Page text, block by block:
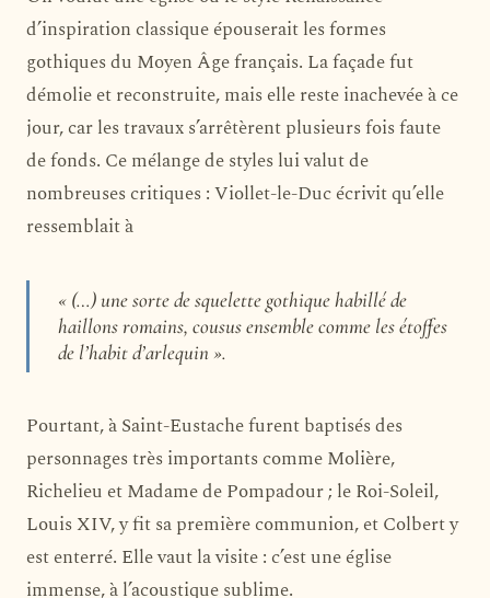
d’inspiration classique épouserait les formes
gothiques du Moyen Âge français. La façade fut
démolie et reconstruite, mais elle reste inachevée à ce
jour, car les travaux s’arrêtèrent plusieurs fois faute
de fonds. Ce mélange de styles lui valut de
nombreuses critiques : Viollet-le-Duc écrivit qu’elle
ressemblait à
« (…) une sorte de squelette gothique habillé de
haillons romains, cousus ensemble comme les étoffes
de l’habit d’arlequin ».
Pourtant, à Saint-Eustache furent baptisés des
personnages très importants comme Molière,
Richelieu et Madame de Pompadour ; le Roi-Soleil,
Louis XIV, y fit sa première communion, et Colbert y
est enterré. Elle vaut la visite : c’est une église
immense, à l’acoustique sublime.